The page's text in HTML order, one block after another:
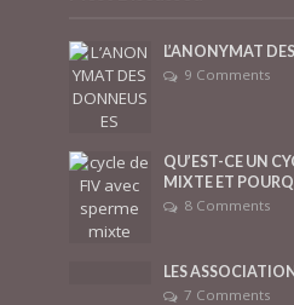
L’ANONYMAT
9 Comments
QU’EST-CE UN
MIXTE ET
8 Comments
LES
7 Comments